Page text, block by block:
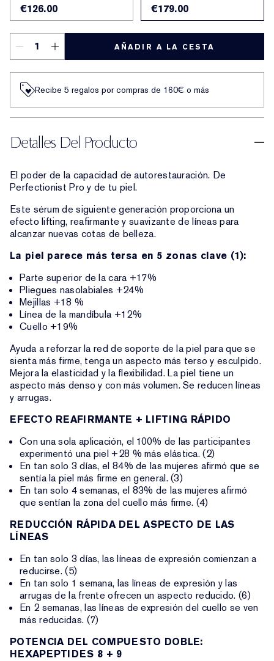
€126.00 €179.00
AÑADIR A LA CESTA
Recibe 5 regalos por compras de 160€ o más
Detalles Del Producto
El poder de la capacidad de autorestauración. De
Perfectionist Pro y de tu piel.
Este sérum de siguiente generación proporciona un
efecto lifting, reafirmante y suavizante de líneas para
alcanzar nuevas cotas de belleza.
La piel parece más tersa en 5 zonas clave (1):
Parte superior de la cara +17%
Pliegues nasolabiales +24%
Mejillas +18 %
Línea de la mandíbula +12%
Cuello +19%
Ayuda a reforzar la red de soporte de la piel para que se
sienta más firme, tenga un aspecto más terso y esculpido.
Mejora la elasticidad y la flexibilidad. La piel tiene un
aspecto más denso y con más volumen. Se reducen líneas
y arrugas.
EFECTO REAFIRMANTE + LIFTING RÁPIDO
Con una sola aplicación, el 100% de las participantes
experimentó una piel +28 % más elástica. (2)
En tan solo 3 días, el 84% de las mujeres afirmó que se
sentía la piel más firme en general. (3)
En tan solo 4 semanas, el 83% de las mujeres afirmó
que sentían la zona del cuello más firme. (4)
REDUCCIÓN RÁPIDA DEL ASPECTO DE LAS
LÍNEAS
En tan solo 3 días, las líneas de expresión comienzan a
reducirse. (5)
En tan solo 1 semana, las líneas de expresión y las
arrugas de la frente ofrecen un aspecto reducido. (6)
En 2 semanas, las líneas de expresión del cuello se ven
más reducidas. (7)
POTENCIA DEL COMPUESTO DOBLE:
HEXAPEPTIDES 8 + 9